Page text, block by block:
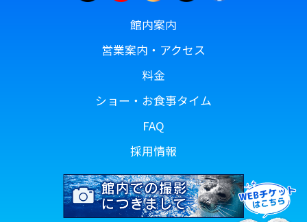
館内案内
営業案内・アクセス
料金
ショー・お食事タイム
FAQ
採用情報